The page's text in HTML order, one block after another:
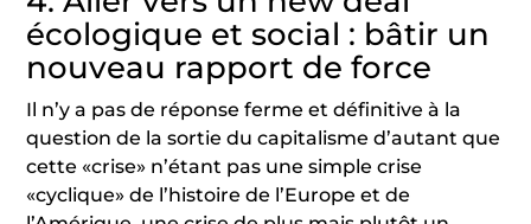
écologique et social : bâtir un
nouveau rapport de force
Il n’y a pas de réponse ferme et définitive à la
question de la sortie du capitalisme d’autant que
cette «crise» n’étant pas une simple crise
«cyclique» de l’histoire de l’Europe et de